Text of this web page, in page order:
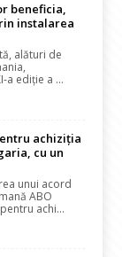
beneficia,
instalarea
alături de
a ediție a ...
achiziția
cu un
unui acord
ABO
achi...